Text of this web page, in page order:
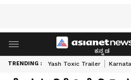
ಕನ್ನಡ
TRENDING : Yash Toxic Trailer